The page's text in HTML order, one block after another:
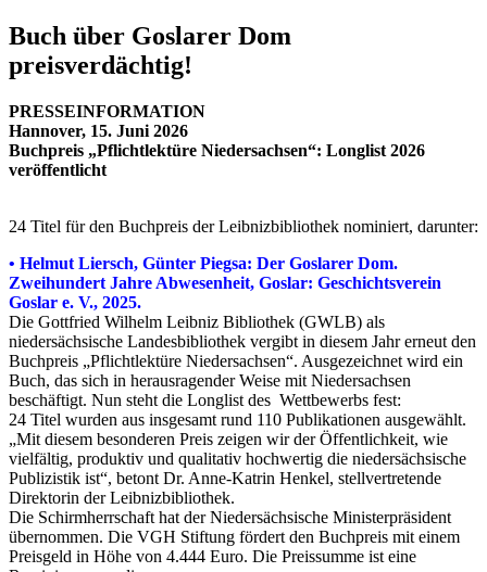
Buch über Goslarer Dom
preisverdächtig!
PRESSEINFORMATION
Hannover, 15. Juni 2026
Buchpreis „Pflichtlektüre Niedersachsen“: Longlist 2026
veröffentlicht
24 Titel für den Buchpreis der Leibnizbibliothek nominiert, darunter:
• Helmut Liersch, Günter Piegsa: Der Goslarer Dom.
Zweihundert Jahre Abwesenheit, Goslar: Geschichtsverein
Goslar e. V., 2025.
Die Gottfried Wilhelm Leibniz Bibliothek (GWLB) als
niedersächsische Landesbibliothek vergibt in diesem Jahr erneut den
Buchpreis „Pflichtlektüre Niedersachsen“. Ausgezeichnet wird ein
Buch, das sich in herausragender Weise mit Niedersachsen
beschäftigt. Nun steht die Longlist des Wettbewerbs fest:
24 Titel wurden aus insgesamt rund 110 Publikationen ausgewählt.
„Mit diesem besonderen Preis zeigen wir der Öffentlichkeit, wie
vielfältig, produktiv und qualitativ hochwertig die niedersächsische
Publizistik ist“, betont Dr. Anne-Katrin Henkel, stellvertretende
Direktorin der Leibnizbibliothek.
Die Schirmherrschaft hat der Niedersächsische Ministerpräsident
übernommen. Die VGH Stiftung fördert den Buchpreis mit einem
Preisgeld in Höhe von 4.444 Euro. Die Preissumme ist eine